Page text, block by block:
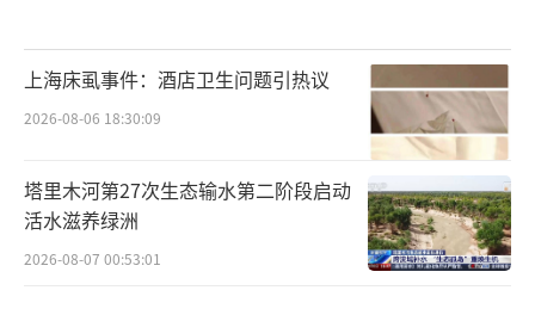
上海床虱事件：酒店卫生问题引热议
2026-08-06 18:30:09
塔里木河第27次生态输水第二阶段启动
活水滋养绿洲
2026-08-07 00:53:01